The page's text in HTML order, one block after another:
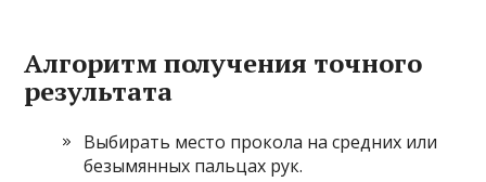
Алгоритм получения точного
результата
Выбирать место прокола на средних или
безымянных пальцах рук.